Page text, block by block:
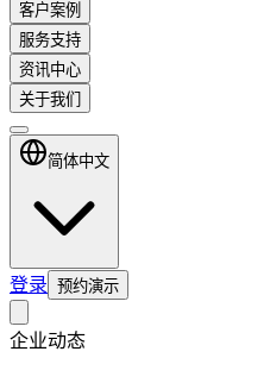
客户案例
服务支持
资讯中心
关于我们
简体中文
登录 预约演示
企业动态